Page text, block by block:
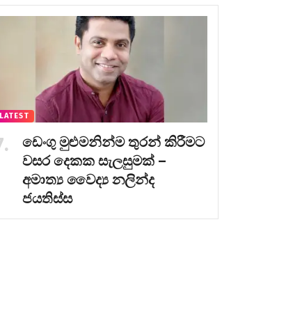
LATEST
ඩෙංගු මුළුමනින්ම තුරන් කිරීමට
වසර දෙකක සැලසුමක් –
අමාත්‍ය වෛද්‍ය නලින්ද
ජයතිස්ස